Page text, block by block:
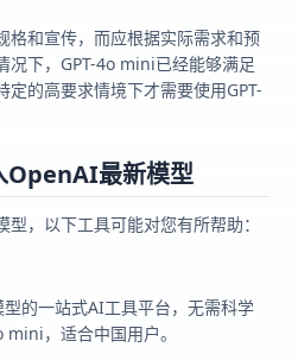
格和宣传，而应根据实际需求和预
况下，GPT-4o mini已经能够满足
的高要求情境下才需要使用GPT-
OpenAI最新模型
，以下工具可能对您有所帮助：
的一站式AI工具平台，无需科学
mini，适合中国用户。